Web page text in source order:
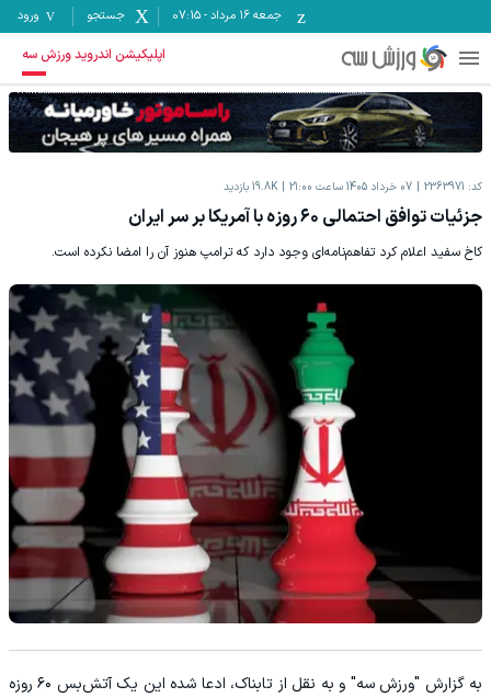
جمعه ۱۶ مرداد -
07:15 جستجو ورود
اپلیکیشن اندروید ورزش سه
کد: 2363971 07 خرداد 1405 ساعت 21:00 19.8K بازدید
جزئیات توافق احتمالی ۶۰ روزه با آمریکا بر سر ایران
کاخ سفید اعلام کرد تفاهم‌نامه‌ای وجود دارد که ترامپ هنوز آن را امضا نکرده است.
به گزارش "ورزش سه" و به نقل از
تابناک، ادعا شده این یک آتش‌بس ۶۰ روزه